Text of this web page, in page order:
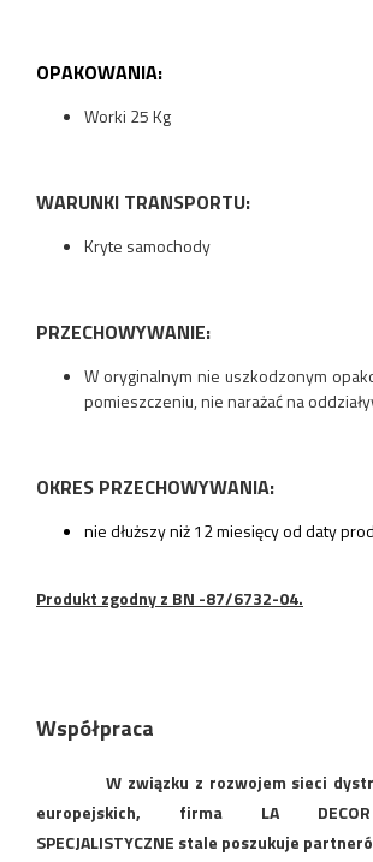
OPAKOWANIA:
Worki 25 Kg
WARUNKI TRANSPORTU:
Kryte samochody
PRZECHOWYWANIE:
W oryginalnym nie uszkodzonym
pomieszczeniu, nie narażać na
OKRES PRZECHOWYWANIA:
nie dłuższy niż 12 miesięcy od daty
Produkt zgodny z BN -87/6732-04.
Współpraca
W związku z rozwojem sieci
europejskich, firma LA
SPECJALISTYCZNE stale poszukuje